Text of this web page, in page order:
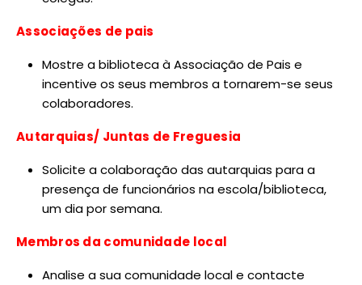
Associações de pais
Mostre a biblioteca à Associação de Pais e
incentive os seus membros a tornarem-se seus
colaboradores.
Autarquias/ Juntas de Freguesia
Solicite a colaboração das autarquias para a
presença de funcionários na escola/biblioteca,
um dia por semana.
Membros da comunidade local
Analise a sua comunidade local e contacte